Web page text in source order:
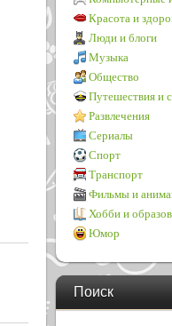
Красота и
Люди и блоги
Музыка
Общество
Путешествия и
Развлечения
Сериалы
Спорт
Транспорт
Фильмы и
Хобби и
Юмор
Поиск